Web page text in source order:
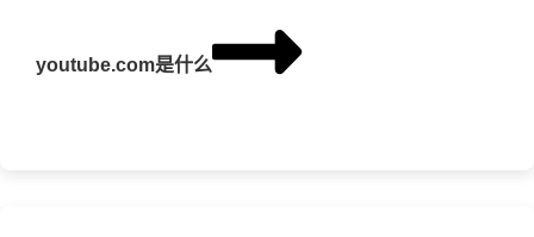
youtube.com是什么